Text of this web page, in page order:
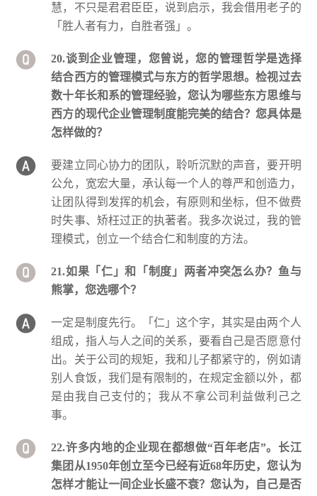
慧，不只是君君臣臣，说到启示，我会借用老子的
「胜人者有力，自胜者强」。
20.谈到企业管理，您曾说，您的管理哲学是选择
结合西方的管理模式与东方的哲学思想。检视过去
数十年长和系的管理经验，您认为哪些东方思维与
西方的现代企业管理制度能完美的结合？您具体是
怎样做的？
要建立同心协力的团队，聆听沉默的声音，要开明
公允，宽宏大量，承认每一个人的尊严和创造力，
让团队得到发挥的机会，有原则和坐标，但不做费
时失事、矫枉过正的执著者。我多次说过，我的管
理模式，创立一个结合仁和制度的方法。
21.如果「仁」和「制度」两者冲突怎么办？鱼与
熊掌，您选哪个？
一定是制度先行。「仁」这个字，其实是由两个人
组成，指人与人之间的关系，要看自己是否愿意付
出。关于公司的规矩，我和儿子都紧守的，例如请
别人食饭，我们是有限制的，在规定金额以外，都
是由我自己支付的；我从不拿公司利益做利己之
事。
22.许多内地的企业现在都想做“百年老店”。长江
集团从1950年创立至今已经有近68年历史，您认为
怎样才能让一间企业长盛不衰？您认为，自己是否